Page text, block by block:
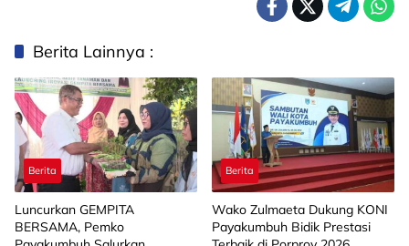
Berita Lainnya :
Berita
Luncurkan GEMPITA
BERSAMA, Pemko
Berita
Wako Zulmaeta Dukung KONI
Payakumbuh Bidik Prestasi